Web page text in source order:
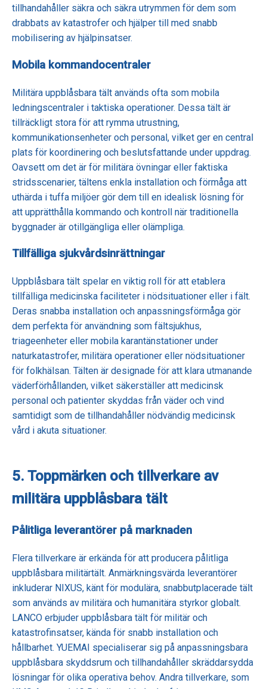
tillhandahåller säkra och säkra utrymmen för dem som
drabbats av katastrofer och hjälper till med snabb
mobilisering av hjälpinsatser.
Mobila kommandocentraler
Militära uppblåsbara tält används ofta som mobila
ledningscentraler i taktiska operationer. Dessa tält är
tillräckligt stora för att rymma utrustning,
kommunikationsenheter och personal, vilket ger en central
plats för koordinering och beslutsfattande under uppdrag.
Oavsett om det är för militära övningar eller faktiska
stridsscenarier, tältens enkla installation och förmåga att
uthärda i tuffa miljöer gör dem till en idealisk lösning för
att upprätthålla kommando och kontroll när traditionella
byggnader är otillgängliga eller olämpliga.
Tillfälliga sjukvårdsinrättningar
Uppblåsbara tält spelar en viktig roll för att etablera
tillfälliga medicinska faciliteter i nödsituationer eller i fält.
Deras snabba installation och anpassningsförmåga gör
dem perfekta för användning som fältsjukhus,
triageenheter eller mobila karantänstationer under
naturkatastrofer, militära operationer eller nödsituationer
för folkhälsan. Tälten är designade för att klara utmanande
väderförhållanden, vilket säkerställer att medicinsk
personal och patienter skyddas från väder och vind
samtidigt som de tillhandahåller nödvändig medicinsk
vård i akuta situationer.
5. Toppmärken och tillverkare av
militära uppblåsbara tält
Pålitliga leverantörer på marknaden
Flera tillverkare är erkända för att producera pålitliga
uppblåsbara militärtält. Anmärkningsvärda leverantörer
inkluderar NIXUS, känt för modulära, snabbutplacerade tält
som används av militära och humanitära styrkor globalt.
LANCO erbjuder uppblåsbara tält för militär och
katastrofinsatser, kända för snabb installation och
hållbarhet. YUEMAI specialiserar sig på anpassningsbara
uppblåsbara skyddsrum och tillhandahåller skräddarsydda
lösningar för olika operativa behov. Andra tillverkare, som